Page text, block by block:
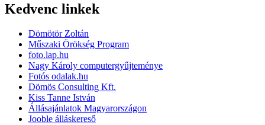
Kedvenc linkek
Dömötör Zoltán
Műszaki Örökség Program
foto.lap.hu
Nagy Károly computergyűjteménye
Fotós odalak.hu
Dömös Consulting Kft.
Kiss Tanne István
Állásajánlatok Magyarországon
Jooble álláskereső